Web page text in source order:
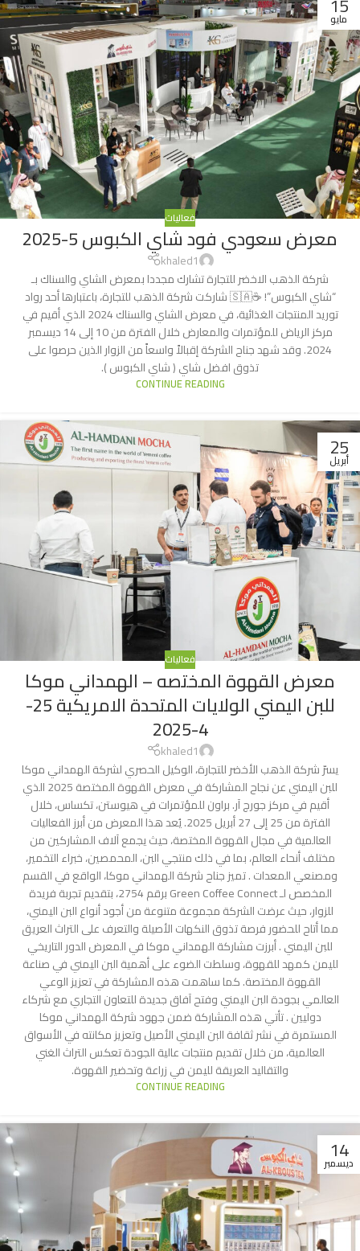
مايو
فعاليات
معرض سعودي فود شاي الكبوس 5-2025
khaled1
شركة الذهب الاخضر للتجارة تشارك مجددا بمعرض الشاي والسناك بـ
“شاي الكبوس”! ☕️🇸🇦 شاركت شركة الذهب للتجارة، باعتبارها أحد رواد
توريد المنتجات الغذائية، في معرض الشاي والسناك 2024 الذي أقيم في
مركز الرياض للمؤتمرات والمعارض خلال الفترة من 10 إلى 14 ديسمبر
2024. وقد شهد جناح الشركة إقبالاً واسعاً من الزوار الذين حرصوا على
تذوق افضل شاي ( شاي الكبوس ).
CONTINUE READING
25
أبريل
فعاليات
معرض القهوة المختصه – الهمداني موكا
للبن اليمني الولايات المتحدة الامريكية 25-
4-2025
khaled1
يسرّ شركة الذهب الأخضر للتجارة، الوكيل الحصري لشركة الهمداني موكا
للبن اليمني عن نجاح المشاركة في معرض القهوة المختصة 2025 الذي
أقيم في مركز جورج آر. براون للمؤتمرات في هيوستن، تكساس، خلال
الفترة من 25 إلى 27 أبريل 2025. يُعد هذا المعرض من أبرز الفعاليات
العالمية في مجال القهوة المختصة، حيث يجمع آلاف المشاركين من
مختلف أنحاء العالم، بما في ذلك منتجي البن، المحمصين، خبراء التخمير،
ومصنعي المعدات . تميز جناح شركة الهمداني موكا، الواقع في القسم
المخصص لـ Green Coffee Connect برقم 2754، بتقديم تجربة فريدة
للزوار، حيث عرضت الشركة مجموعة متنوعة من أجود أنواع البن اليمني،
مما أتاح للحضور فرصة تذوق النكهات الأصيلة والتعرف على التراث العريق
للبن اليمني . أبرزت مشاركة الهمداني موكا في المعرض الدور التاريخي
لليمن كمهد للقهوة، وسلطت الضوء على أهمية البن اليمني في صناعة
القهوة المختصة. كما ساهمت هذه المشاركة في تعزيز الوعي
العالمي بجودة البن اليمني وفتح آفاق جديدة للتعاون التجاري مع شركاء
دوليين . تأتي هذه المشاركة ضمن جهود شركة الهمداني موكا
المستمرة في نشر ثقافة البن اليمني الأصيل وتعزيز مكانته في الأسواق
العالمية، من خلال تقديم منتجات عالية الجودة تعكس التراث الغني
والتقاليد العريقة لليمن في زراعة وتحضير القهوة.
CONTINUE READING
14
ديسمبر